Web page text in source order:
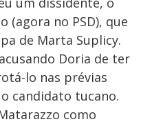
(agora no PSD), que
de Marta Suplicy.
Doria de ter
lo nas prévias
candidato tucano.
como